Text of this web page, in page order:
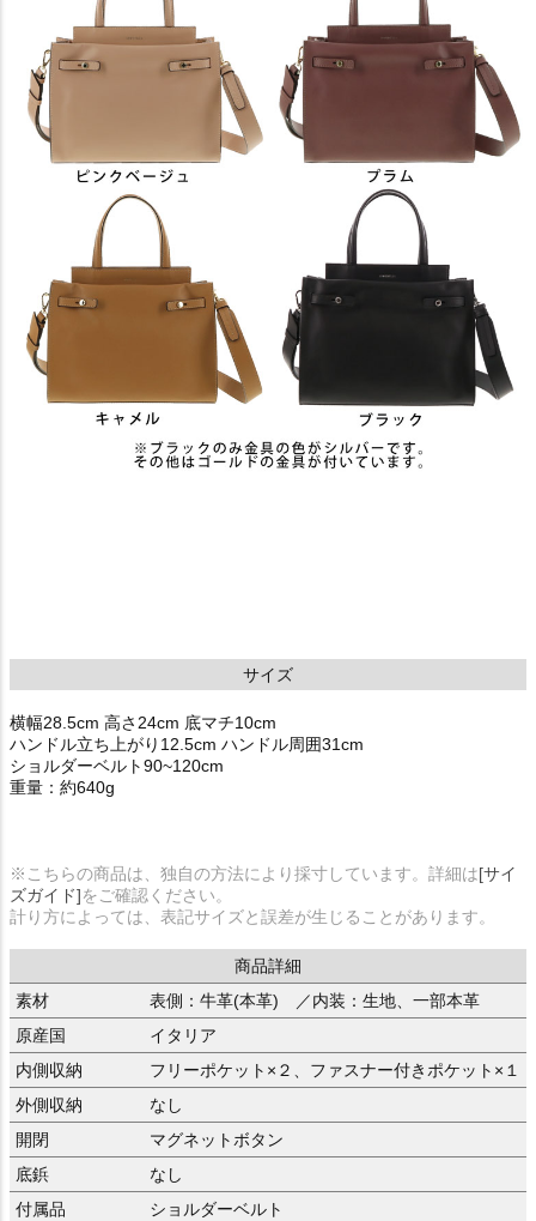
サイズ
横幅28.5cm 高さ24cm 底マチ10cm
ハンドル立ち上がり12.5cm ハンドル周囲31cm
ショルダーベルト90~120cm
重量：約640g
※こちらの商品は、独自の方法により採寸しています。詳細は[サイ
ズガイド]をご確認ください。
計り方によっては、表記サイズと誤差が生じることがあります。
商品詳細
素材
表側：牛革(本革) ／内装：生地、一部本革
原産国
イタリア
内側収納
フリーポケット×２、ファスナー付きポケット×１
外側収納
なし
開閉
マグネットボタン
底鋲
なし
付属品
ショルダーベルト